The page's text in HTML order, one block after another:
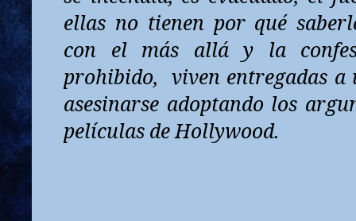
ellas no tienen por qué
con el más allá y la
prohibido, viven entregadas
asesinarse adoptando los
películas de Hollywood.